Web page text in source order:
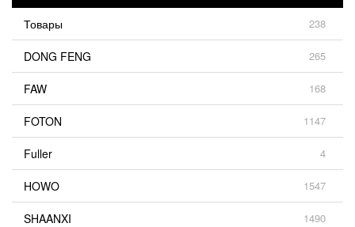
Товары 238
DONG FENG 265
FAW 168
FOTON 1147
Fuller 4
HOWO 1547
SHAANXI 1490